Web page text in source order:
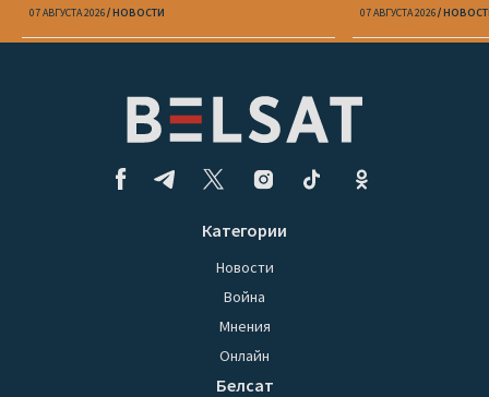
07 АВГУСТА 2026 НОВОСТИ
Вежновец
07 АВГУСТА 2026
Категории
Новости
Война
Мнения
Онлайн
Белсат